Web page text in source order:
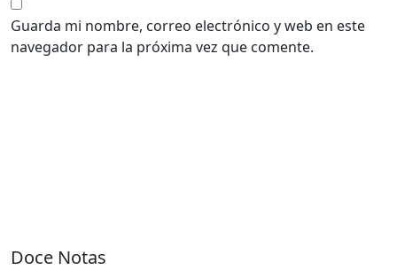
Guarda mi nombre, correo electrónico y web en este
navegador para la próxima vez que comente.
Doce Notas